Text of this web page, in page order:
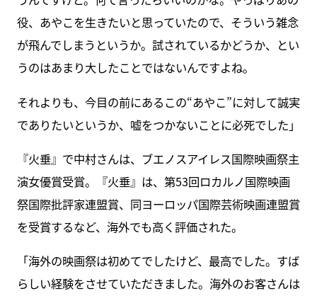
役、あやこを生きたいと思っていたので、そういう雑念
が飛んでしまうというか。試されているかどうか、とい
うのはあまり大したことではないんですよね。
それよりも、今目の前にあるこの“あやこ”に対して誠実
でありたいというか、嘘をつかないことに必死でした」
『火垂』で中村さんは、ブエノスアイレス国際映画祭主
演女優賞受賞。『火垂』は、第53回ロカルノ国際映画
祭国際批評家連盟賞、同ヨーロッパ国際芸術映画連盟賞
を受賞するなど、海外でも高く評価された。
「海外の映画祭は初めてでしたけど、最高でした。すば
らしい経験をさせていただきました。海外のお客さんは